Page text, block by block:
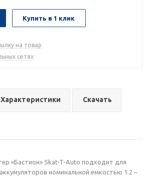
Купить в 1 клик
на товар
сетях
Характеристики Скачать
«Бастион» Skat-T-Auto подходит для
номинальной емкостью 1.2 ~